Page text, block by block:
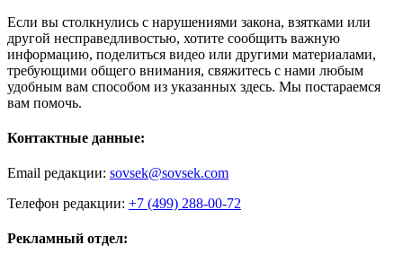
Если вы столкнулись с нарушениями закона, взятками или
другой несправедливостью, хотите сообщить важную
информацию, поделиться видео или другими материалами,
требующими общего внимания, свяжитесь с нами любым
удобным вам способом из указанных здесь. Мы постараемся
вам помочь.
Контактные данные:
Email редакции: sovsek@sovsek.com
Телефон редакции: +7 (499) 288-00-72
Рекламный отдел: